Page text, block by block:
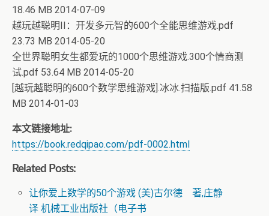
18.46 MB 2014-07-09
越玩越聪明II：开发多元智的600个全能思维游戏.pdf
23.73 MB 2014-05-20
全世界聪明女生都爱玩的1000个思维游戏.300个情商测
试.pdf 53.64 MB 2014-05-20
[越玩越聪明的600个数学思维游戏].冰冰.扫描版.pdf 41.58
MB 2014-01-03
本文链接地址:
https://book.redqipao.com/pdf-0002.html
Related Posts:
让你爱上数学的50个游戏 (美)古尔德 著,庄静
译 机械工业出版社（电子书